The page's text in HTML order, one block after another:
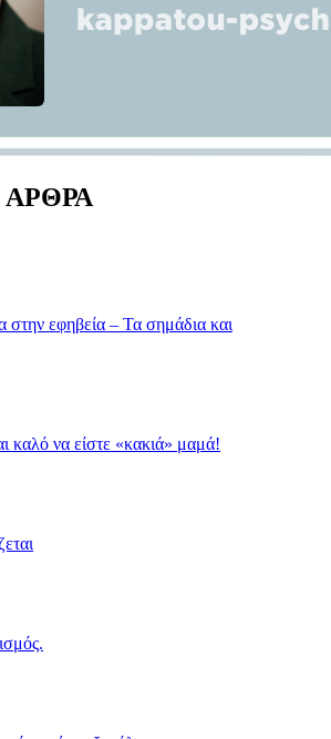
στην εφηβεία – Τα σημάδια και
καλό να είστε «κακιά» μαμά!